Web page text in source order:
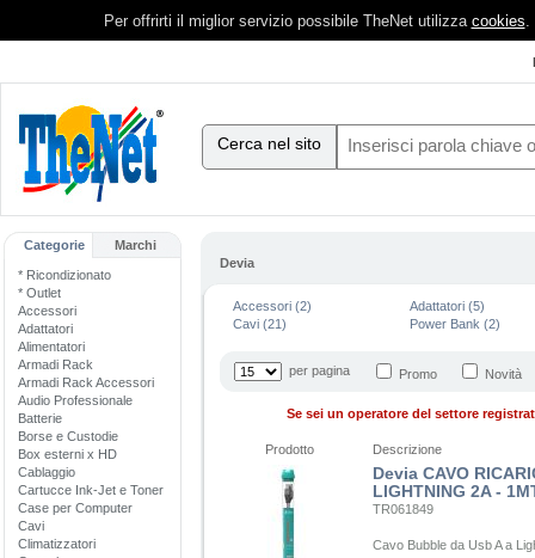
Per offrirti il miglior servizio possibile TheNet utilizza cookies.
Cerca nel sito
Categorie Marchi
* Ricondizionato
* Outlet
Accessori
Adattatori
Alimentatori
Armadi Rack
Armadi Rack Accessori
Audio Professionale
Batterie
Borse e Custodie
Box esterni x HD
Cablaggio
Cartucce Ink-Jet e Toner
Case per Computer
Cavi
Climatizzatori
Devia
Accessori (2)
Adattatori (5)
Cavi (21)
Power Bank (2)
per pagina Promo Novità
Se sei un operatore del settore
Prodotto Descrizione
Devia CAVO
LIGHTNING 2A -
TR061849
Cavo Bubble da Usb A a